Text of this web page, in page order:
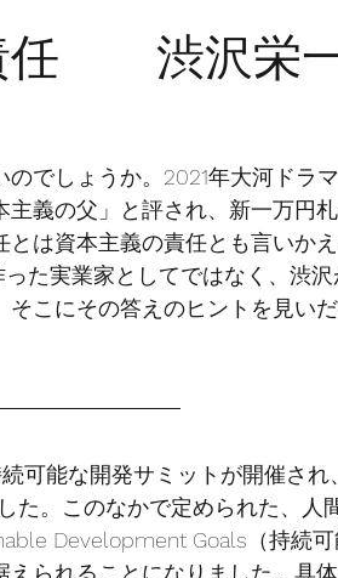
任 渋沢栄
でしょうか。2021年大河ドラ
義の父」と評され、新一万円
は資本主義の責任とも言いか
た実業家としてではなく、渋沢
そこにその答えのヒントを見い
可能な開発サミットが開催され
た。このなかで定められた、人
Development Goals（持続
られることになりました。具